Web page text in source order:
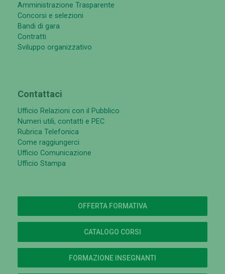
Amministrazione Trasparente
Concorsi e selezioni
Bandi di gara
Contratti
Sviluppo organizzativo
Contattaci
Ufficio Relazioni con il Pubblico
Numeri utili, contatti e PEC
Rubrica Telefonica
Come raggiungerci
Ufficio Comunicazione
Ufficio Stampa
OFFERTA FORMATIVA
CATALOGO CORSI
FORMAZIONE INSEGNANTI